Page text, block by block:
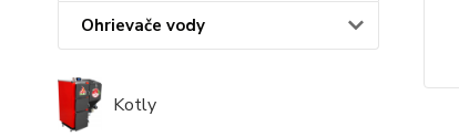
Ohrievače vody
Kotly